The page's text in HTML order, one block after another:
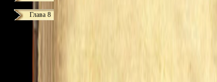
Глава 8